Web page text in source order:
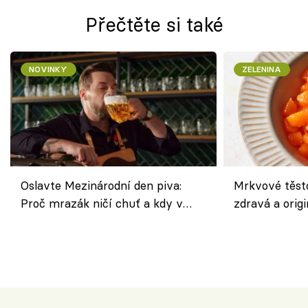
Přečtěte si také
NOVINKY
Oslavte Mezinárodní den piva:
Proč mrazák ničí chuť a kdy v
ZELENINA
Mrkvové
zdravá a